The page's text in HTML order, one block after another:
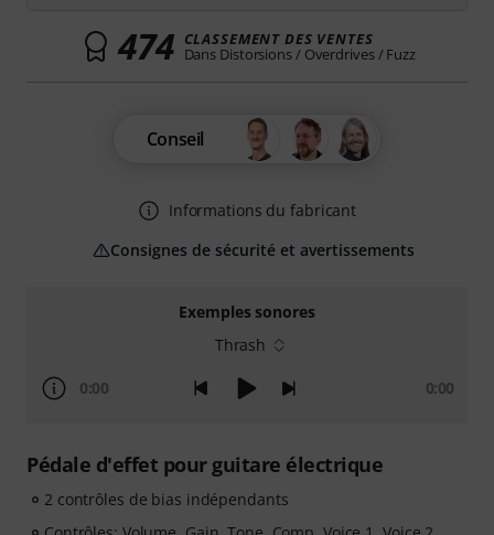
Exemples sonores
Thrash
0:00 0:00
Pédale d'effet pour guitare électrique
2 contrôles de bias indépendants
474 CLASSEMENT DES VENTES
Dans Distorsions / Overdrives / Fuzz
Conseil
Informations du fabricant
Consignes de sécurité et avertissements